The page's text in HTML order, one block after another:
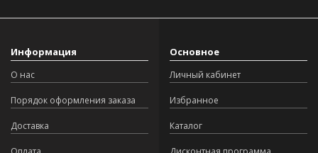
Информация
О нас
Порядок оформления заказа
Доставка
Основное
Личный кабинет
Избранное
Каталог